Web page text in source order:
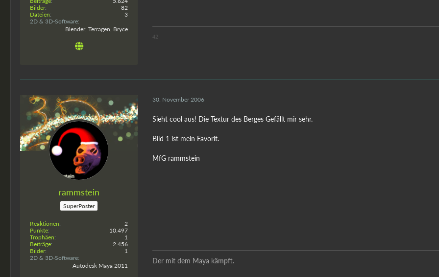
Bilder
82
Dateien
3
2D & 3D-Software
Blender, Terragen, Bryce
42
rammstein
SuperPoster
Reaktionen
2
Punkte
10.497
Trophäen
1
Beiträge
2.456
Bilder
1
2D & 3D-Software
Autodesk Maya 2011
30. November 2006
Sieht cool aus! Die Textur des Berges Gefällt mir sehr.
Bild 1 ist mein Favorit.
MfG rammstein
Der mit dem Maya kämpft.